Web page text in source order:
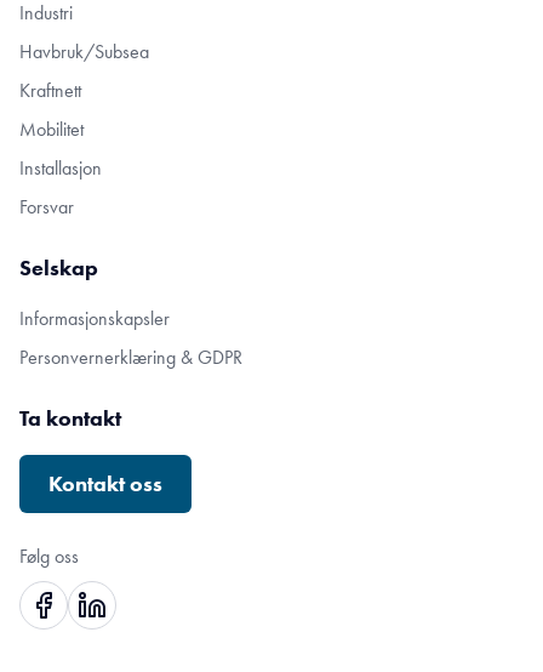
Industri
Havbruk/Subsea
Kraftnett
Mobilitet
Installasjon
Forsvar
Selskap
Informasjonskapsler
Personvernerklæring & GDPR
Ta kontakt
Kontakt oss
Følg oss